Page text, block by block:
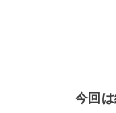
今回